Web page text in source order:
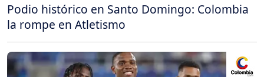
Podio histórico en Santo Domingo: Colombia
la rompe en Atletismo